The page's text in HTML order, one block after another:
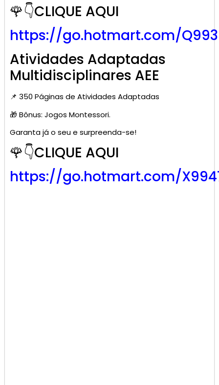
🌹👇CLIQUE AQUI
https://go.hotmart.com/
Atividades Adaptadas
Multidisciplinares AEE
📌 350 Páginas de Atividades Adaptadas
🎁 Bônus: Jogos Montessori.
Garanta já o seu e surpreenda-se!
🌹👇CLIQUE AQUI
https://go.hotmart.com/